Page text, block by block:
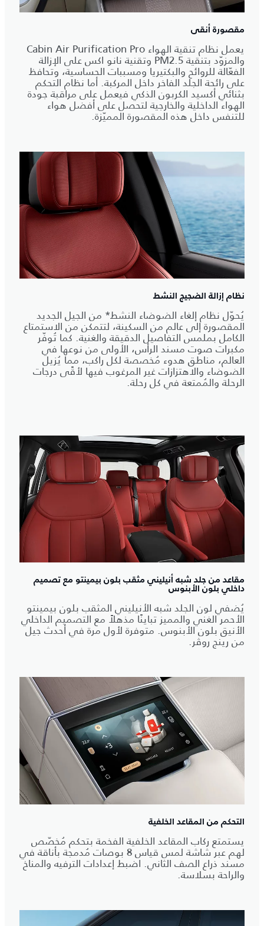
مقصورة أنقى
يعمل نظام تنقية الهواء Cabin Air Purification Pro
والمزوّد بتنقية PM2.5 وتقنية نانو اكس على الإزالة
الفعّالة للروائح والبكتيريا ومسببات الحساسية، وتحافظ
على رائحة الجلد الفاخر داخل المركبة. أما نظام التحكم
بثنائي أكسيد الكربون الذكي فيعمل على مراقبة جودة
الهواء الداخلية والخارجية لتحصل على أفضل هواء
للتنفس داخل هذه المقصورة المميّزة.
نظام إزالة الضجيج النشط
يُحوّل نظام إلغاء الضوضاء النشط* من الجيل الجديد
المقصورة إلى عالم من السكينة، لتتمكن من الاستمتاع
الكامل بملمس التفاصيل الدقيقة والغنية. كما تُوفّر
مكبرات صوت مسند الرأس، الأولى من نوعها في
العالم، مناطق هدوء مُخصصة لكل راكب، مما يُزيل
الضوضاء والاهتزازات غير المرغوب فيها لأقًى درجات
الرحلة والمُمتعة في كل رحلة.
مقاعد من جلد شبه أنيليني مثقب بلون بيمينتو مع تصميم
داخلي بلون الأبنوس
يُضفي لون الجلد شبه الأنيليني المثقب بلون بيمينتو
الأحمر الغني والمميز تباينًا مذهلاً مع التصميم الداخلي
الأنيق بلون الأبنوس. متوفرة لأول مرة في أحدث جيل
من رينج روڤر.
التحكم من المقاعد الخلفية
يستمتع ركاب المقاعد الخلفية الفخمة بتحكم مُخصّص
لهم عبر شاشة لمس قياس 8 بوصات مُدمجة بأناقة في
مسند ذراع الصف الثاني. اضبط إعدادات الترفيه والمناخ
والراحة بسلاسة.